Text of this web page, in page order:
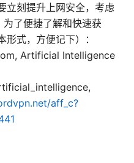
立刻提升上网安全，考虑
了便捷了解和快速获
式，方便记下）：
Artificial Intelligence
aff_c?